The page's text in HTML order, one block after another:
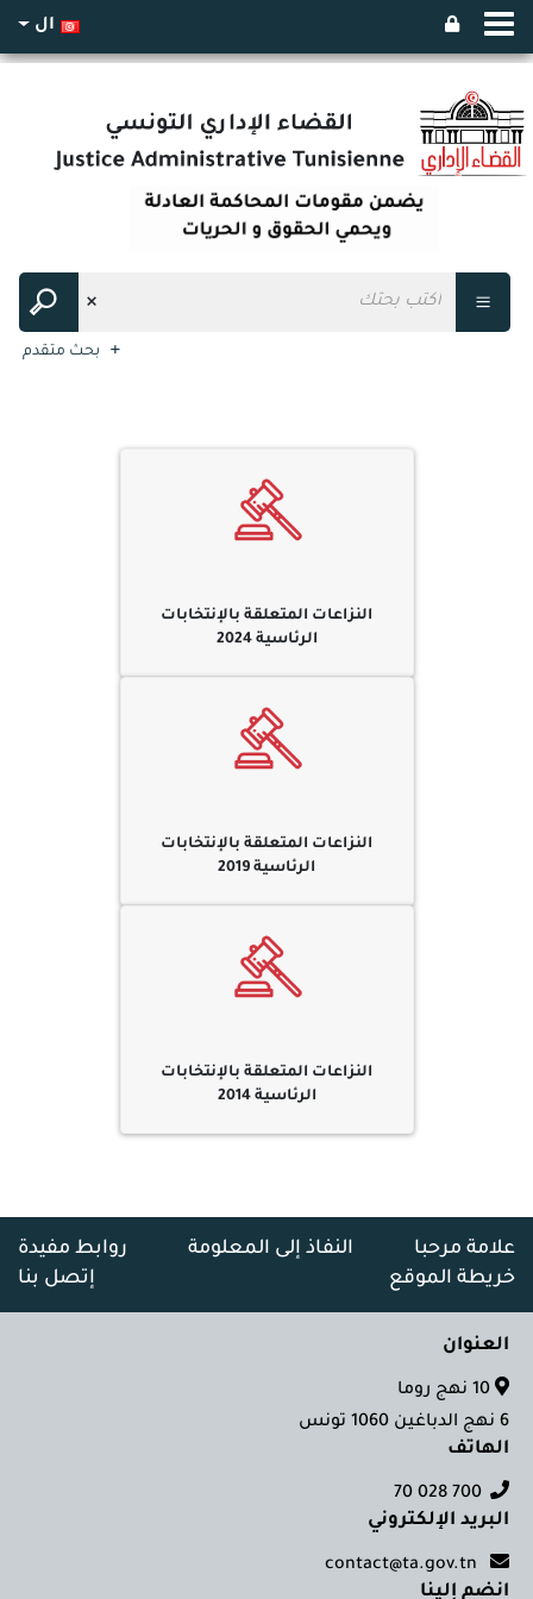
ال
بحث متقدم
النزاعات المتعلقة بالإنتخابات
الرئاسية 2024
النزاعات المتعلقة بالإنتخابات
الرئاسية 2019
النزاعات المتعلقة بالإنتخابات
الرئاسية 2014
علامة مرحبا النفاذ إلى المعلومة
روابط مفيدة
خريطة الموقع
إتصل بنا
العنوان
6 نهج الدباغين 1060 تونس
الهاتف
700 028 70
البريد الإلكتروني
انضم إلينا